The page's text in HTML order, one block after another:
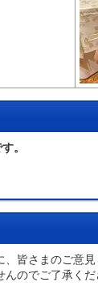
。
皆さまのご意見
のでご了承くだ